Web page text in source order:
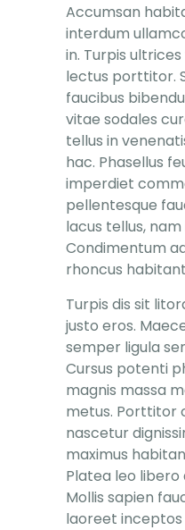
Accumsan
interdum
in. Turpis
lectus porttitor.
faucibus
vitae sodales
tellus in
hac. Phasellus
imperdiet
pellentesque
lacus tellus,
Condimentum
rhoncus
Turpis dis sit
justo eros.
semper ligula
Cursus potenti
magnis massa
metus. Porttitor
nascetur
maximus
Platea leo libero
Mollis sapien
laoreet inceptos